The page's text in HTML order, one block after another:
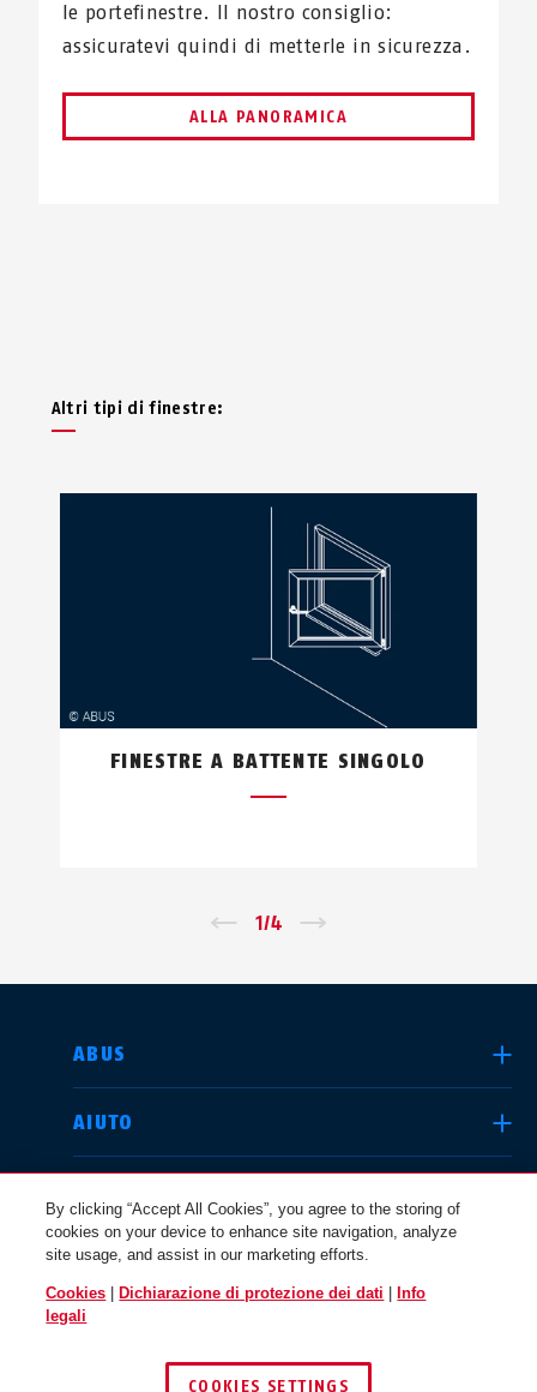
le portefinestre. Il nostro consiglio:
assicuratevi quindi di metterle in sicurezza.
ALLA PANORAMICA
Altri tipi di finestre:
FINESTRE A BATTENTE SINGOLO
1/4
ABUS
AIUTO
QUESTIONI LEGALI
SELEZIONA UN PAESE
International USA
By clicking “Accept All Cookies”, you agree to the storing of
cookies on your device to enhance site navigation, analyze
site usage, and assist in our marketing efforts.
Cookies Dichiarazione di protezione dei dati
Info
legali
COOKIES SETTINGS